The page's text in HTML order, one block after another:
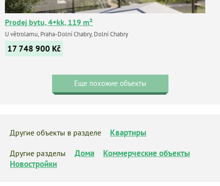
Prodej bytu, 4+kk, 119 m²
U větrolamu, Praha-Dolní Chabry, Dolní Chabry
17 748 900 Kč
Еще похожие объекты
Другие объекты в разделе Квартиры
Другие разделы Дома
Коммерческие объекты
Новостройки